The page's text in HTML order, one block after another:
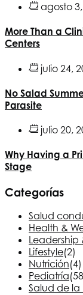
agosto
More Than a
Centers
julio 24,
No Salad
Parasite
julio 20,
Why Having a
Stage
Categorías
Salud
Health &
Leadership
Lifestyle(2)
Nutrición(4)
Pediatría
Salud de la